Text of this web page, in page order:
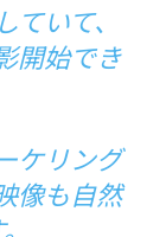
いて、
開始でき
ケリング
像も自然